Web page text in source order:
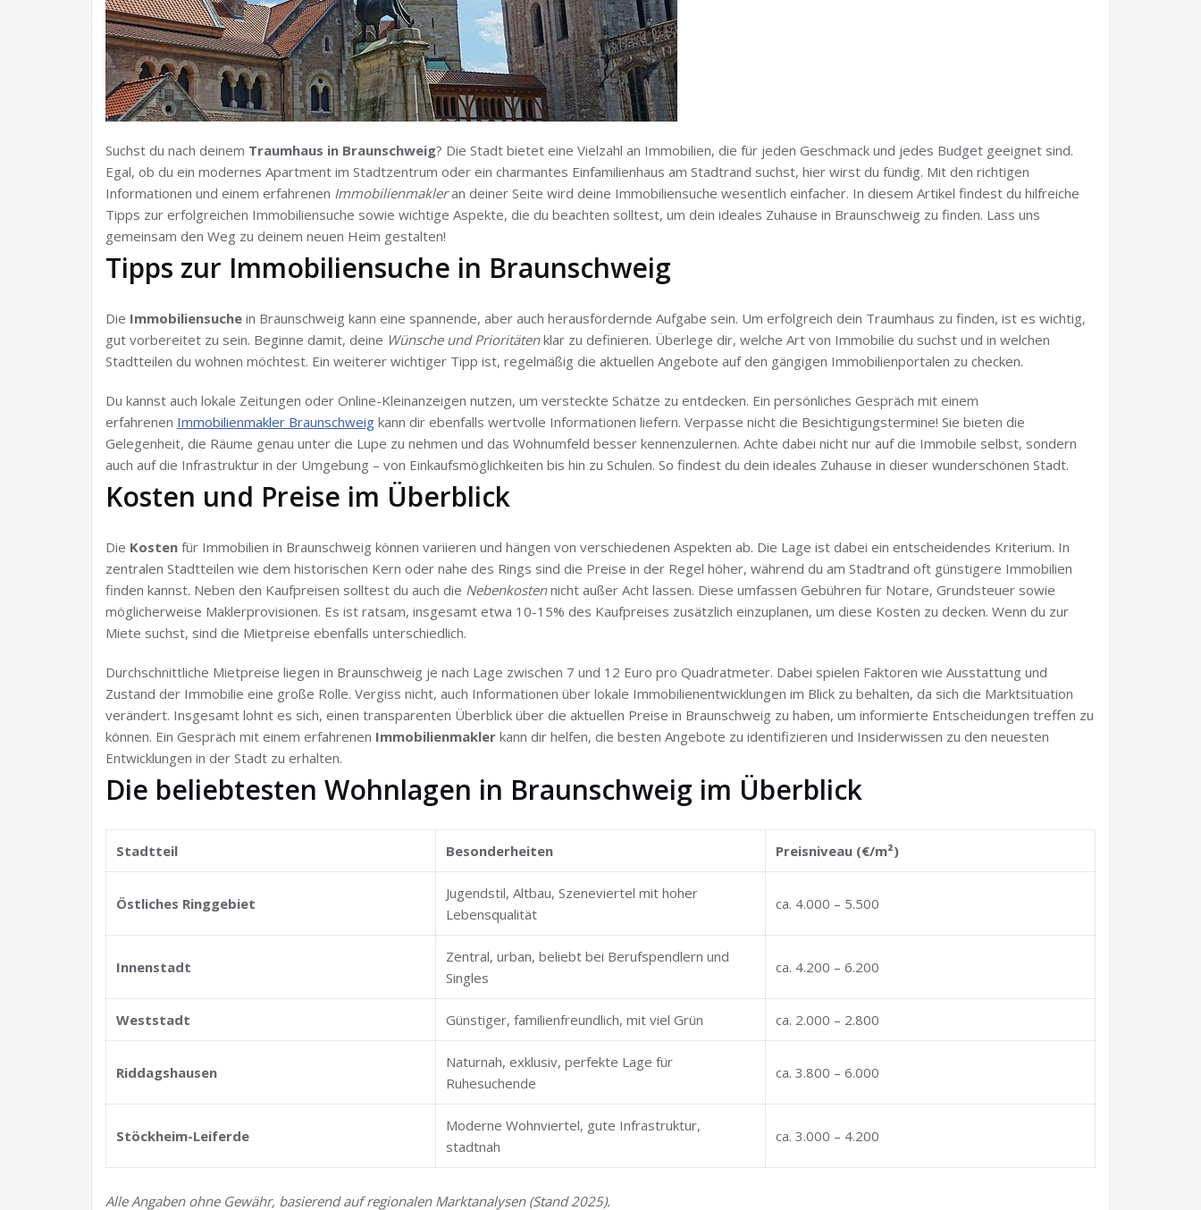
Suchst du nach deinem Traumhaus in Braunschweig? Die Stadt bietet eine Vielzahl an Immobilien, die für jeden Geschmack und jedes Budget geeignet sind.
Egal, ob du ein modernes Apartment im Stadtzentrum oder ein charmantes Einfamilienhaus am Stadtrand suchst, hier wirst du fündig. Mit den richtigen
Informationen und einem erfahrenen Immobilienmakleran deiner Seite wird deine Immobiliensuche wesentlich einfacher. In diesem Artikel findest du hilfreiche
Tipps zur erfolgreichen Immobiliensuche sowie wichtige Aspekte, die du beachten solltest, um dein ideales Zuhause in Braunschweig zu finden. Lass uns
gemeinsam den Weg zu deinem neuen Heim gestalten!
Tipps zur Immobiliensuche in Braunschweig
Die Immobiliensuche in Braunschweig kann eine spannende, aber auch herausfordernde Aufgabe sein. Um erfolgreich dein Traumhaus zu finden, ist es wichtig,
gut vorbereitet zu sein. Beginne damit, deine Wünsche und Prioritätenklar zu definieren. Überlege dir, welche Art von Immobilie du suchst und in welchen
Stadtteilen du wohnen möchtest. Ein weiterer wichtiger Tipp ist, regelmäßig die aktuellen Angebote auf den gängigen Immobilienportalen zu checken.
Du kannst auch lokale Zeitungen oder Online-Kleinanzeigen nutzen, um versteckte Schätze zu entdecken. Ein persönliches Gespräch mit einem
erfahrenen Immobilienmakler Braunschweig kann dir ebenfalls wertvolle Informationen liefern. Verpasse nicht die Besichtigungstermine! Sie bieten die
Gelegenheit, die Räume genau unter die Lupe zu nehmen und das Wohnumfeld besser kennenzulernen. Achte dabei nicht nur auf die Immobile selbst, sondern
auch auf die Infrastruktur in der Umgebung – von Einkaufsmöglichkeiten bis hin zu Schulen. So findest du dein ideales Zuhause in dieser wunderschönen Stadt.
Kosten und Preise im Überblick
Die Kosten für Immobilien in Braunschweig können variieren und hängen von verschiedenen Aspekten ab. Die Lage ist dabei ein entscheidendes Kriterium. In
zentralen Stadtteilen wie dem historischen Kern oder nahe des Rings sind die Preise in der Regel höher, während du am Stadtrand oft günstigere Immobilien
finden kannst. Neben den Kaufpreisen solltest du auch die Nebenkostennicht außer Acht lassen. Diese umfassen Gebühren für Notare, Grundsteuer sowie
möglicherweise Maklerprovisionen. Es ist ratsam, insgesamt etwa 10-15% des Kaufpreises zusätzlich einzuplanen, um diese Kosten zu decken. Wenn du zur
Miete suchst, sind die Mietpreise ebenfalls unterschiedlich.
Durchschnittliche Mietpreise liegen in Braunschweig je nach Lage zwischen 7 und 12 Euro pro Quadratmeter. Dabei spielen Faktoren wie Ausstattung und
Zustand der Immobilie eine große Rolle. Vergiss nicht, auch Informationen über lokale Immobilienentwicklungen im Blick zu behalten, da sich die Marktsituation
verändert. Insgesamt lohnt es sich, einen transparenten Überblick über die aktuellen Preise in Braunschweig zu haben, um informierte Entscheidungen treffen zu
können. Ein Gespräch mit einem erfahrenen Immobilienmakler kann dir helfen, die besten Angebote zu identifizieren und Insiderwissen zu den neuesten
Entwicklungen in der Stadt zu erhalten.
Die beliebtesten Wohnlagen in Braunschweig im Überblick
Stadtteil Besonderheiten Preisniveau (€/m²)
Östliches Ringgebiet
Jugendstil, Altbau, Szeneviertel mit hoher
Lebensqualität
ca. 4.000 – 5.500
Innenstadt
Zentral, urban, beliebt bei Berufspendlern und
Singles
ca. 4.200 – 6.200
Weststadt Günstiger, familienfreundlich, mit viel Grün ca. 2.000 – 2.800
Riddagshausen
Naturnah, exklusiv, perfekte Lage für
Ruhesuchende
ca. 3.800 – 6.000
Stöckheim-Leiferde
Moderne Wohnviertel, gute Infrastruktur,
stadtnah
ca. 3.000 – 4.200
Alle Angaben ohne Gewähr, basierend auf regionalen Marktanalysen (Stand 2025).